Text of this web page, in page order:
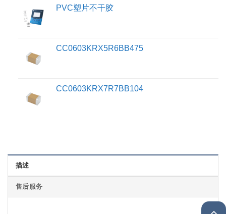
PVC塑片不干胶
CC0603KRX5R6BB475
CC0603KRX7R7BB104
描述
售后服务